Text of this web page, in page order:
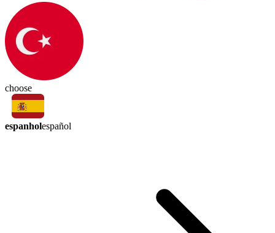
choose
espanholespañol